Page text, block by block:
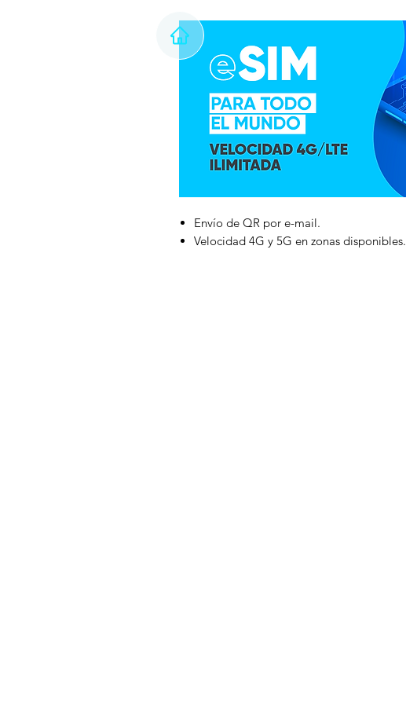
Envío de QR por e-mail.
Velocidad 4G y 5G en zonas disponibles.